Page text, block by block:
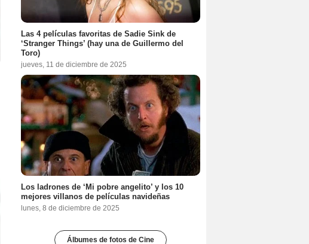
Las 4 películas favoritas de Sadie Sink de
‘Stranger Things’ (hay una de Guillermo del
Toro)
jueves, 11 de diciembre de 2025
Los ladrones de ‘Mi pobre angelito’ y los 10
mejores villanos de películas navideñas
lunes, 8 de diciembre de 2025
Álbumes de fotos de Cine